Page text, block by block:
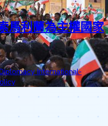
馬利蘭為主權國家
International-